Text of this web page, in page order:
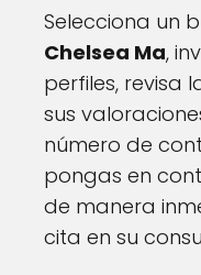
Selecciona un
Chelsea Ma,
perfiles, revisa
sus
número de
pongas en
de manera
cita en su